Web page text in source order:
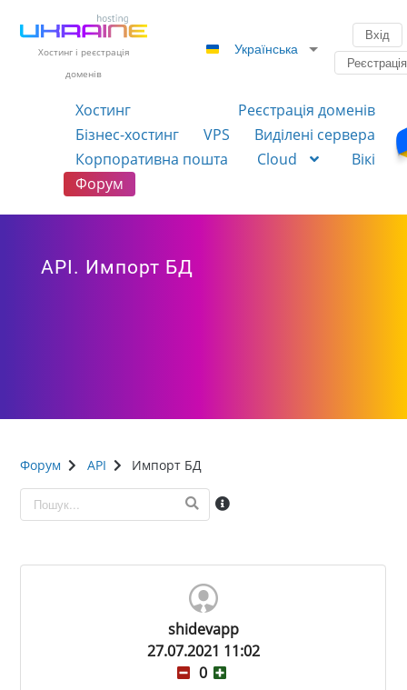
Хостинг і реєстрація
доменів
Українська
Вхід
Реєстрація
Хостинг
Реєстрація доменів
Бізнес-хостинг
VPS
Виділені сервера
Корпоративна пошта
Cloud
Вікі
Форум
API. Импорт БД
Форум API Импорт БД
shidevapp
27.07.2021 11:02
0